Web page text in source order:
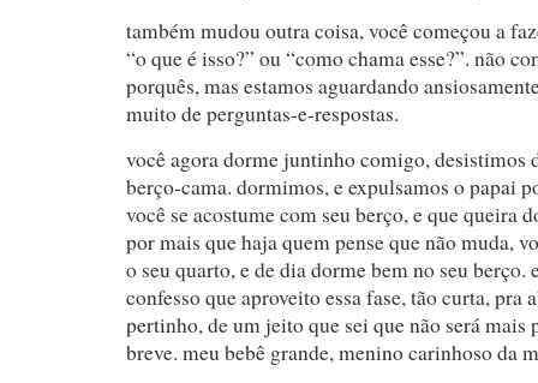
também mudou outra coisa, você começou a
“o que é isso?” ou “como chama esse?”. não
porquês, mas estamos aguardando
muito de perguntas-e-respostas.
você agora dorme juntinho comigo, desistimos
berço-cama. dormimos, e expulsamos o papai
você se acostume com seu berço, e que queira
por mais que haja quem pense que não muda,
o seu quarto, e de dia dorme bem no seu berço.
confesso que aproveito essa fase, tão curta, pra
pertinho, de um jeito que sei que não será mais
breve. meu bebê grande, menino carinhoso da